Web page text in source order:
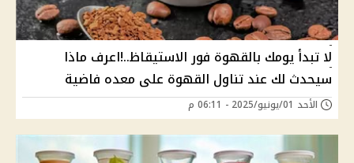
لا تبدأ يومك بالقهوة فور الاستيقاظ..!اعرف ماذا
سيحدث لك عند تناول القهوة على معده فاضية
الأحد 01/يونيو/2025 - 06:11 م